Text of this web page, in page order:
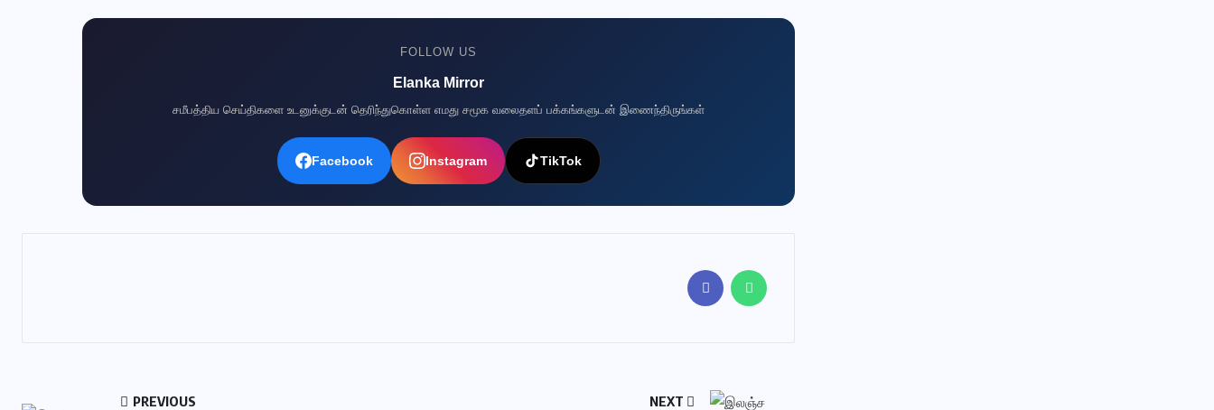
FOLLOW US
Elanka Mirror
சமீபத்திய செய்திகளை உடனுக்குடன் தெரிந்துகொள்ள எமது சமூக வலைதளப் பக்கங்களுடன் இணைந்திருங்கள்
Facebook Instagram TikTok
PREVIOUS NEXT